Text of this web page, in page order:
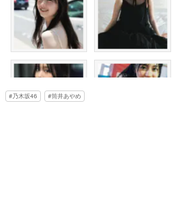
乃木坂46 筒井あやめ